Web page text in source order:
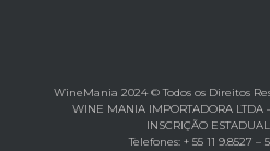
WineMania 2024 © Todos os Direitos
WINE MANIA IMPORTADORA LTDA
INSCRIÇÃO
Telefones: + 55 11 9.8527 –